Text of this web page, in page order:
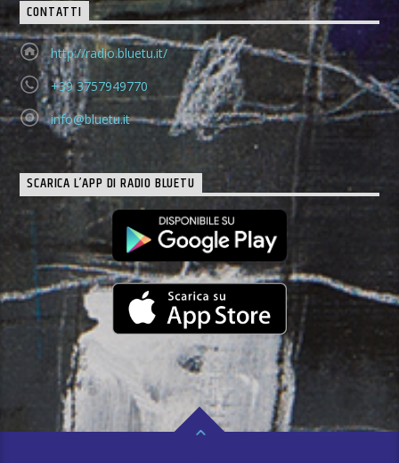
CONTATTI
http://radio.bluetu.it/
+39 3757949770
info@bluetu.it
SCARICA L’APP DI RADIO BLUETU